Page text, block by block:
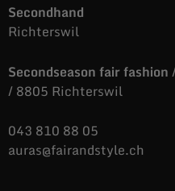
Richterswil
Secondseason fair fashion
/ 8805 Richterswil
043 810 88 05
auras@fairandstyle.ch